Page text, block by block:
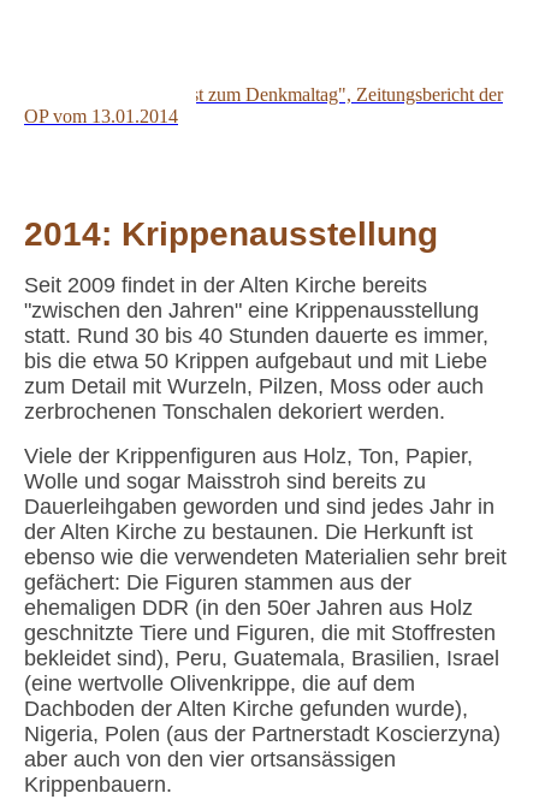
"Improvisationskunst zum Denkmaltag", Zeitungsbericht der
OP vom 13.01.2014
2014: Krippenausstellung
Seit 2009 findet in der Alten Kirche bereits
"zwischen den Jahren" eine Krippenausstellung
statt. Rund 30 bis 40 Stunden dauerte es immer,
bis die etwa 50 Krippen aufgebaut und mit Liebe
zum Detail mit Wurzeln, Pilzen, Moss oder auch
zerbrochenen Tonschalen dekoriert werden.
Viele der Krippenfiguren aus Holz, Ton, Papier,
Wolle und sogar Maisstroh sind bereits zu
Dauerleihgaben geworden und sind jedes Jahr in
der Alten Kirche zu bestaunen. Die Herkunft ist
ebenso wie die verwendeten Materialien sehr breit
gefächert: Die Figuren stammen aus der
ehemaligen DDR (in den 50er Jahren aus Holz
geschnitzte Tiere und Figuren, die mit Stoffresten
bekleidet sind), Peru, Guatemala, Brasilien, Israel
(eine wertvolle Olivenkrippe, die auf dem
Dachboden der Alten Kirche gefunden wurde),
Nigeria, Polen (aus der Partnerstadt Koscierzyna)
aber auch von den vier ortsansässigen
Krippenbauern.